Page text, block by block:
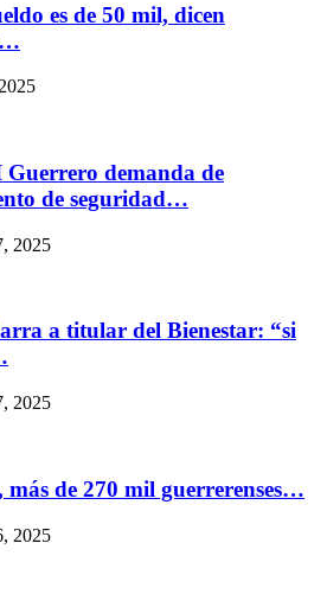
es de 50 mil, dicen
demanda de
de seguridad…
2025
a titular del Bienestar: “si
2025
más de 270 mil guerrerenses…
2025